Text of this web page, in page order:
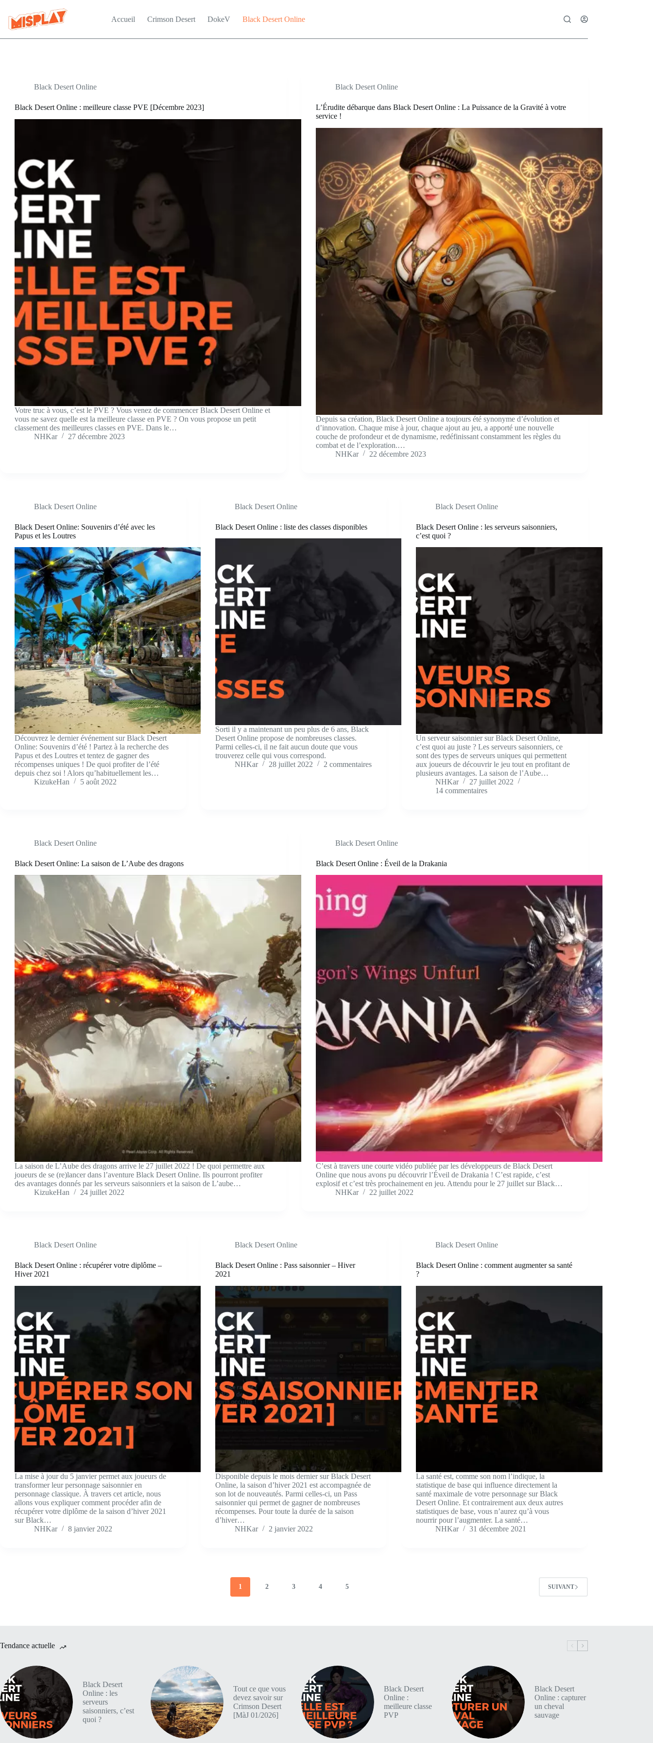
contenu
Accueil Crimson Desert DokeV Black Desert Online
Black Desert Online
Black Desert Online : meilleure classe PVE [Décembre 2023]
Votre truc à vous, c’est le PVE ? Vous venez de commencer Black Desert Online et
vous ne savez quelle est la meilleure classe en PVE ? On vous propose un petit
classement des meilleures classes en PVE. Dans le…
NHKar
27 décembre 2023
Black Desert Online
L’Érudite débarque dans Black Desert Online : La Puissance de la Gravité à votre
service !
Depuis sa création, Black Desert Online a toujours été synonyme d’évolution et
d’innovation. Chaque mise à jour, chaque ajout au jeu, a apporté une nouvelle
couche de profondeur et de dynamisme, redéfinissant constamment les règles du
combat et de l’exploration.…
NHKar
22 décembre 2023
Black Desert Online
Black Desert Online: Souvenirs d’été avec les
Papus et les Loutres
Découvrez le dernier événement sur Black Desert
Online: Souvenirs d’été ! Partez à la recherche des
Papus et des Loutres et tentez de gagner des
récompenses uniques ! De quoi profiter de l’été
depuis chez soi ! Alors qu’habituellement les…
KizukeHan
5 août 2022
Black Desert Online
Black Desert Online : liste des classes disponibles
Sorti il y a maintenant un peu plus de 6 ans, Black
Desert Online propose de nombreuses classes.
Parmi celles-ci, il ne fait aucun doute que vous
trouverez celle qui vous correspond.
NHKar
28 juillet 2022 2 commentaires
Black Desert Online
Black Desert Online : les serveurs saisonniers,
c’est quoi ?
Un serveur saisonnier sur Black Desert Online,
c’est quoi au juste ? Les serveurs saisonniers, ce
sont des types de serveurs uniques qui permettent
aux joueurs de découvrir le jeu tout en profitant de
plusieurs avantages. La saison de l’Aube…
NHKar
27 juillet 2022
14 commentaires
Black Desert Online
Black Desert Online: La saison de L’Aube des dragons
La saison de L’Aube des dragons arrive le 27 juillet 2022 ! De quoi permettre aux
joueurs de se (re)lancer dans l’aventure Black Desert Online. Ils pourront profiter
des avantages donnés par les serveurs saisonniers et la saison de L’aube…
KizukeHan
24 juillet 2022
Black Desert Online
Black Desert Online : Éveil de la Drakania
C’est à travers une courte vidéo publiée par les développeurs de Black Desert
Online que nous avons pu découvrir l’Éveil de Drakania ! C’est rapide, c’est
explosif et c’est très prochainement en jeu. Attendu pour le 27 juillet sur Black…
NHKar
22 juillet 2022
Black Desert Online
Black Desert Online : récupérer votre diplôme –
Hiver 2021
La mise à jour du 5 janvier permet aux joueurs de
transformer leur personnage saisonnier en
personnage classique. À travers cet article, nous
allons vous expliquer comment procéder afin de
récupérer votre diplôme de la saison d’hiver 2021
sur Black…
NHKar
8 janvier 2022
Black Desert Online
Black Desert Online : Pass saisonnier – Hiver
2021
Disponible depuis le mois dernier sur Black Desert
Online, la saison d’hiver 2021 est accompagnée de
son lot de nouveautés. Parmi celles-ci, un Pass
saisonnier qui permet de gagner de nombreuses
récompenses. Pour toute la durée de la saison
d’hiver…
NHKar
2 janvier 2022
Black Desert Online
Black Desert Online : comment augmenter sa santé
?
La santé est, comme son nom l’indique, la
statistique de base qui influence directement la
santé maximale de votre personnage sur Black
Desert Online. Et contrairement aux deux autres
statistiques de base, vous n’aurez qu’à vous
nourrir pour l’augmenter. La santé…
NHKar
31 décembre 2021
1 2 3 4 5 SUIVANT
Tendance actuelle
Black Desert
Online : les
serveurs
saisonniers, c’est
quoi ?
Tout ce que vous
devez savoir sur
Crimson Desert
[MàJ 01/2026]
Black Desert
Online :
meilleure classe
PVP
Black Desert
Online : capturer
un cheval
sauvage